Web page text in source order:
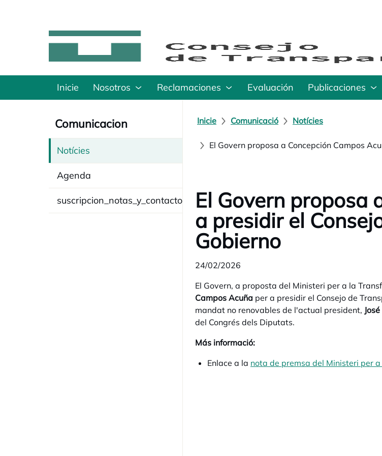
Inicie Nosotros Reclamaciones Evaluación Publicaciones
Comunicacion
Notícies
Agenda
suscripcion_notas_y_contacto
Inicie Comunicació Notícies
El Govern proposa a Concepción Campos
El Govern proposa
a presidir el
Gobierno
24/02/2026
El Govern, a proposta del Ministeri per a la
Campos Acuña per a presidir el Consejo de
mandat no renovables de l'actual president,
del Congrés dels Diputats.
Más informació:
Enlace a la nota de premsa del Ministeri per